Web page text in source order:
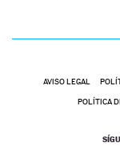
AVISO LEGAL
POLÍTICA